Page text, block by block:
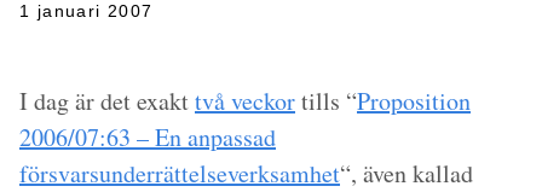
1 januari 2007
I dag är det exakttvå veckortills “Proposition
2006/07:63 – En anpassad
försvarsunderrättelseverksamhet“, även kallad